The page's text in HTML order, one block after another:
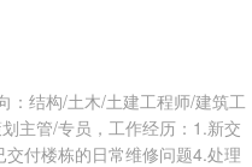
：结构/土木/土建工程师/建筑工
主管/专员，工作经历：1.新交
付楼栋的日常维修问题4.处理